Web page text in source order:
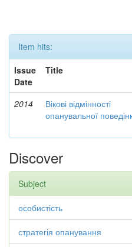
Item hits:
Issue
Date
Title
2014
Вікові відмінності
опанувальної
Discover
Subject
особистість
стратегія опанування